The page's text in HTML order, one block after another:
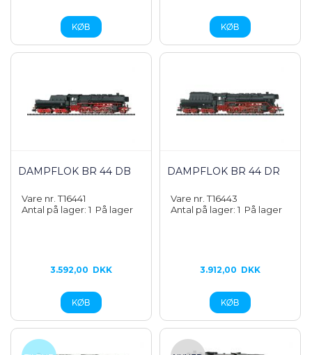
DAMPFLOK BR 44 DB
Vare nr. T16441
Antal på lager: 1 På lager
3.592,00 DKK
DAMPFLOK BR 44 DR
Vare nr. T16443
Antal på lager: 1 På lager
3.912,00 DKK